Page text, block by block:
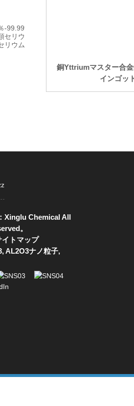
-99.999％
セリウム
リウム
銅Yttriumマスター合
インゴッ
Xinglu Chemical All
。
イトマップ
,AL2O3ナノ粒子,